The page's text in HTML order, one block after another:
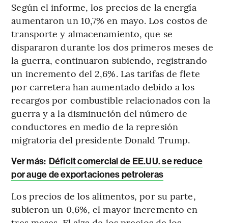
Según el informe, los precios de la energía
aumentaron un 10,7% en mayo. Los costos de
transporte y almacenamiento, que se
dispararon durante los dos primeros meses de
la guerra, continuaron subiendo, registrando
un incremento del 2,6%. Las tarifas de flete
por carretera han aumentado debido a los
recargos por combustible relacionados con la
guerra y a la disminución del número de
conductores en medio de la represión
migratoria del presidente Donald Trump.
Ver más: Déficit comercial de EE.UU. se reduce
por auge de exportaciones petroleras
Los precios de los alimentos, por su parte,
subieron un 0,6%, el mayor incremento en